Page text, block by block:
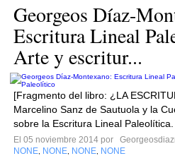
Georgeos Díaz-
Escritura Lineal
Arte y escritur...
[Fragmento del libro: ¿LA
Marcelino Sanz de Sautuola y la
sobre la Escritura Lineal Paleolítica.
El 05 noviembre 2014 por
NONE NONE NONE NONE